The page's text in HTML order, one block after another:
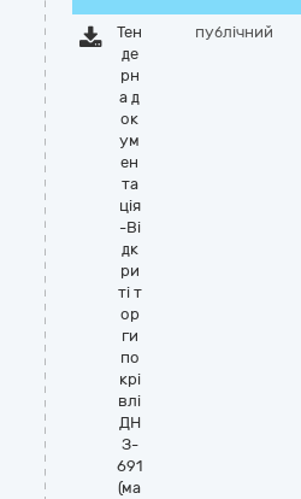
Тен
де
рн
а д
ок
ум
ен
та
ція
-Ві
дк
ри
ті т
ор
ги
по
крі
влі
ДН
З-
691
(ма
публічний